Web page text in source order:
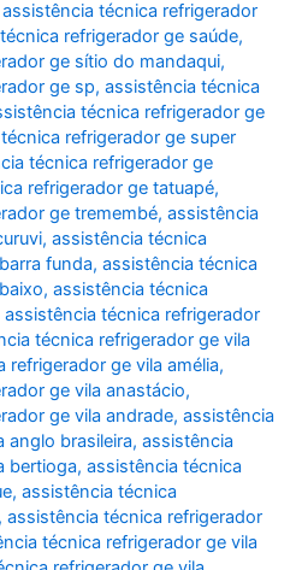
assistência técnica refrigerador
refrigerador ge saúde,
ge sítio do mandaqui,
ge sp,assistência técnica
técnica refrigerador ge
refrigerador ge super
técnica refrigerador ge
refrigerador ge tatuapé,
ge tremembé,assistência
,assistência técnica
funda,assistência técnica
,assistência técnica
assistência técnica refrigerador
técnica refrigerador ge vila
refrigerador ge vila amélia,
ge vila anastácio,
ge vila andrade,assistência
anglo brasileira,assistência
bertioga,assistência técnica
,assistência técnica
,assistência técnica refrigerador
técnica refrigerador ge vila